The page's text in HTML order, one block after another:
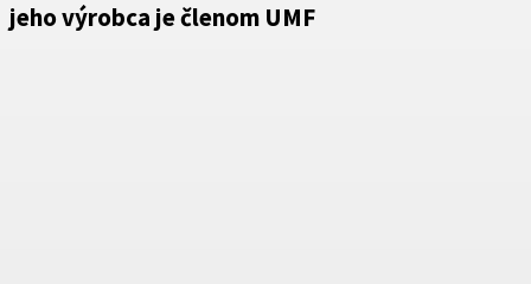
jeho výrobca je členom UMF